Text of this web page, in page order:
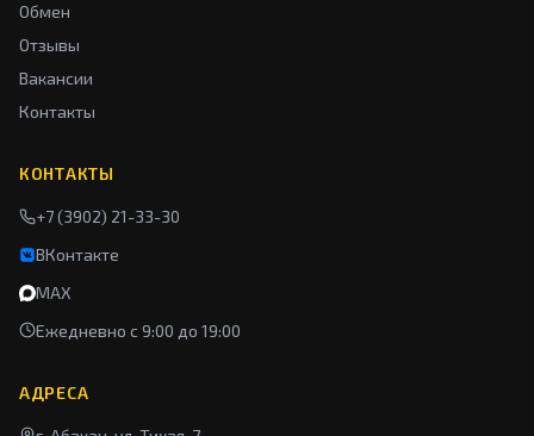
Обмен
Отзывы
Вакансии
Контакты
КОНТАКТЫ
+7 (3902) 21-33-30
ВКонтакте
MAX
Ежедневно с 9:00 до 19:00
АДРЕСА